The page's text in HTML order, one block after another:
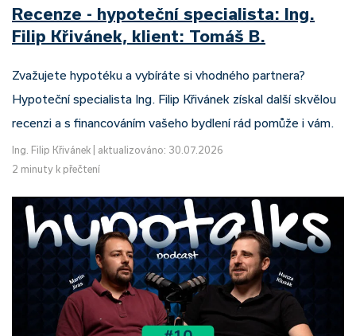
Recenze - hypoteční specialista: Ing.
Filip Křivánek, klient: Tomáš B.
Zvažujete hypotéku a vybíráte si vhodného partnera?
Hypoteční specialista Ing. Filip Křivánek získal další skvělou
recenzi a s financováním vašeho bydlení rád pomůže i vám.
Ing. Filip Křivánek
aktualizováno: 30.07.2026
2 minuty k přečtení